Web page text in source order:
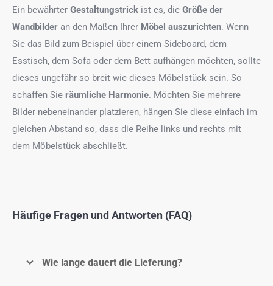
Ein bewährter Gestaltungstrick ist es, die Größe der
Wandbilder an den Maßen Ihrer Möbel auszurichten. Wenn
Sie das Bild zum Beispiel über einem Sideboard, dem
Esstisch, dem Sofa oder dem Bett aufhängen möchten, sollte
dieses ungefähr so breit wie dieses Möbelstück sein. So
schaffen Sie räumliche Harmonie. Möchten Sie mehrere
Bilder nebeneinander platzieren, hängen Sie diese einfach im
gleichen Abstand so, dass die Reihe links und rechts mit
dem Möbelstück abschließt.
Häufige Fragen und Antworten (FAQ)
Wie lange dauert die Lieferung?